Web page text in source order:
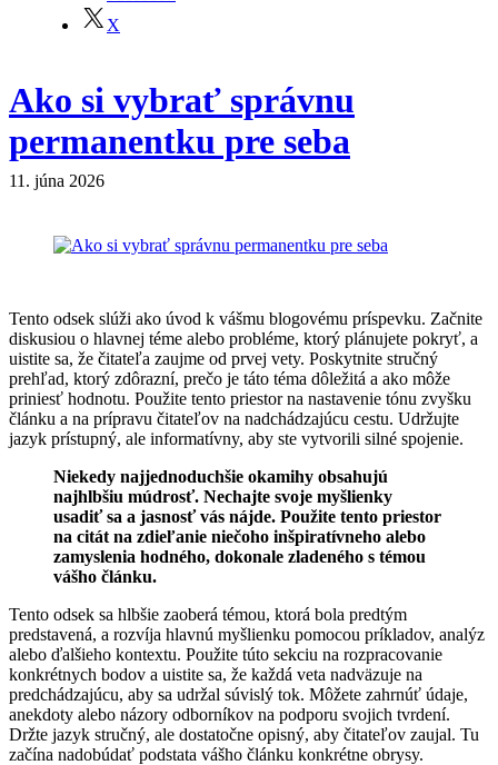
X
Ako si vybrať správnu
permanentku pre seba
11. júna 2026
Tento odsek slúži ako úvod k vášmu blogovému príspevku. Začnite
diskusiou o hlavnej téme alebo probléme, ktorý plánujete pokryť, a
uistite sa, že čitateľa zaujme od prvej vety. Poskytnite stručný
prehľad, ktorý zdôrazní, prečo je táto téma dôležitá a ako môže
priniesť hodnotu. Použite tento priestor na nastavenie tónu zvyšku
článku a na prípravu čitateľov na nadchádzajúcu cestu. Udržujte
jazyk prístupný, ale informatívny, aby ste vytvorili silné spojenie.
Niekedy najjednoduchšie okamihy obsahujú
najhlbšiu múdrosť. Nechajte svoje myšlienky
usadiť sa a jasnosť vás nájde. Použite tento priestor
na citát na zdieľanie niečoho inšpiratívneho alebo
zamyslenia hodného, dokonale zladeného s témou
vášho článku.
Tento odsek sa hlbšie zaoberá témou, ktorá bola predtým
predstavená, a rozvíja hlavnú myšlienku pomocou príkladov, analýz
alebo ďalšieho kontextu. Použite túto sekciu na rozpracovanie
konkrétnych bodov a uistite sa, že každá veta nadväzuje na
predchádzajúcu, aby sa udržal súvislý tok. Môžete zahrnúť údaje,
anekdoty alebo názory odborníkov na podporu svojich tvrdení.
Držte jazyk stručný, ale dostatočne opisný, aby čitateľov zaujal. Tu
začína nadobúdať podstata vášho článku konkrétne obrysy.